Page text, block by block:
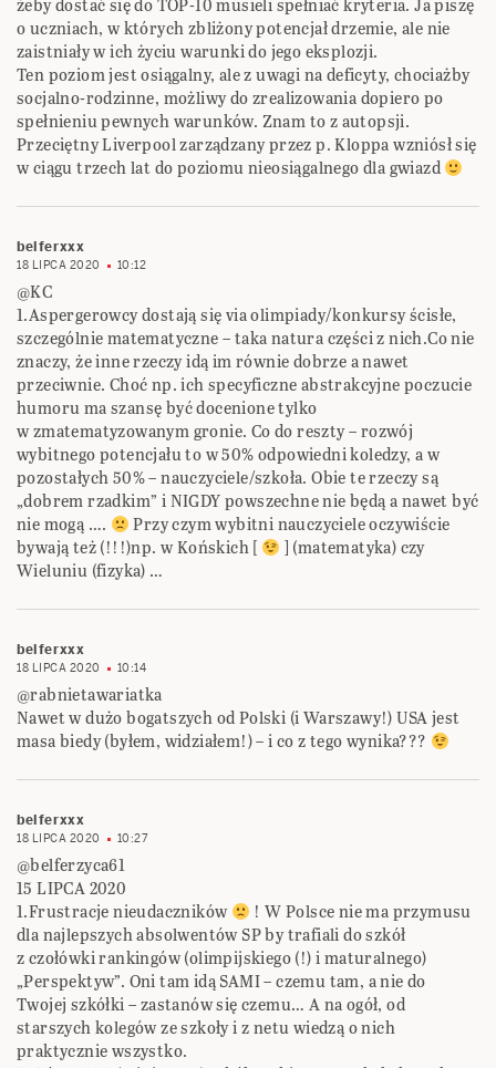
żeby dostać się do TOP-10 musieli spełniać kryteria. Ja piszę
o uczniach, w których zbliżony potencjał drzemie, ale nie
zaistniały w ich życiu warunki do jego eksplozji.
Ten poziom jest osiągalny, ale z uwagi na deficyty, chociażby
socjalno-rodzinne, możliwy do zrealizowania dopiero po
spełnieniu pewnych warunków. Znam to z autopsji.
Przeciętny Liverpool zarządzany przez p. Kloppa wzniósł się
w ciągu trzech lat do poziomu nieosiągalnego dla gwiazd
belferxxx
18 LIPCA 2020 10:12
@KC
1.Aspergerowcy dostają się via olimpiady/konkursy ścisłe,
szczególnie matematyczne – taka natura części z nich.Co nie
znaczy, że inne rzeczy idą im równie dobrze a nawet
przeciwnie. Choć np. ich specyficzne abstrakcyjne poczucie
humoru ma szansę być docenione tylko
w zmatematyzowanym gronie. Co do reszty – rozwój
wybitnego potencjału to w 50% odpowiedni koledzy, a w
pozostałych 50% – nauczyciele/szkoła. Obie te rzeczy są
„dobrem rzadkim” i NIGDY powszechne nie będą a nawet być
nie mogą ….
Przy czym wybitni nauczyciele oczywiście
bywają też (!!!)np. w Końskich [
] (matematyka) czy
Wieluniu (fizyka) …
belferxxx
18 LIPCA 2020 10:14
@rabnietawariatka
Nawet w dużo bogatszych od Polski (i Warszawy!) USA jest
masa biedy (byłem, widziałem!) – i co z tego wynika???
belferxxx
18 LIPCA 2020 10:27
@belferzyca61
15 LIPCA 2020
1.Frustracje nieudaczników
! W Polsce nie ma przymusu
dla najlepszych absolwentów SP by trafiali do szkół
z czołówki rankingów (olimpijskiego (!) i maturalnego)
„Perspektyw”. Oni tam idą SAMI – czemu tam, a nie do
Twojej szkółki – zastanów się czemu… A na ogół, od
starszych kolegów ze szkoły i z netu wiedzą o nich
praktycznie wszystko.